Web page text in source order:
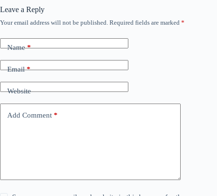
Leave a Reply
Your email address will not be published. Required fields are marked *
Name*
Email*
Website
Add Comment *